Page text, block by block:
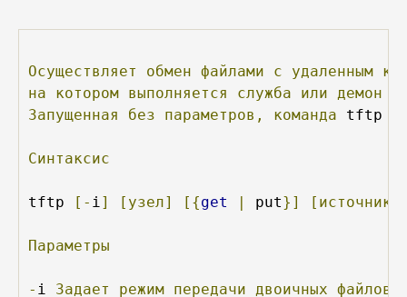
Осуществляет обмен файлами с удаленным
на
котором выполняется служба или демон
Запущенная
без параметров, команда tftp
Синтаксис
tftp [- i ] [узел] [{get | put}] [источник]
Параметры
- i Задает режим передачи двоичных файлов